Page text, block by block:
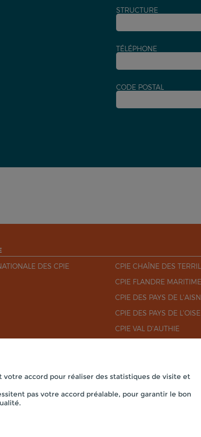
STRUCTURE
TÉLÉPHONE
CODE POSTAL
DES CPIE
CPIE CHAÎNE DES
CPIE FLANDRE MARITIME
CPIE DES PAYS DE
CPIE DES PAYS DE L'OISE
CPIE VAL D'AUTHIE
Mentions légales
- SIÈGE SOCIAL 33 RUE DES VICTIMES DE
accord pour réaliser des statistiques de visite et
pas votre accord préalable, pour garantir le bon